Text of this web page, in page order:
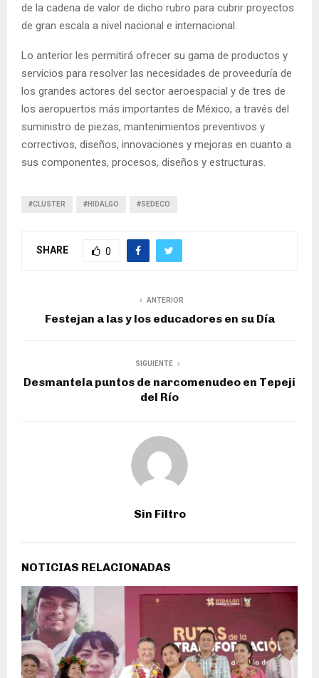
de la cadena de valor de dicho rubro para cubrir proyectos
de gran escala a nivel nacional e internacional.
Lo anterior les permitirá ofrecer su gama de productos y
servicios para resolver las necesidades de proveeduría de
los grandes actores del sector aeroespacial y de tres de
los aeropuertos más importantes de México, a través del
suministro de piezas, mantenimientos preventivos y
correctivos, diseños, innovaciones y mejoras en cuanto a
sus componentes, procesos, diseños y estructuras.
#CLUSTER #HIDALGO #SEDECO
SHARE 0
ANTERIOR
Festejan a las y los educadores en su Día
SIGUIENTE
Desmantela puntos de narcomenudeo en Tepeji
del Río
Sin Filtro
NOTICIAS RELACIONADAS